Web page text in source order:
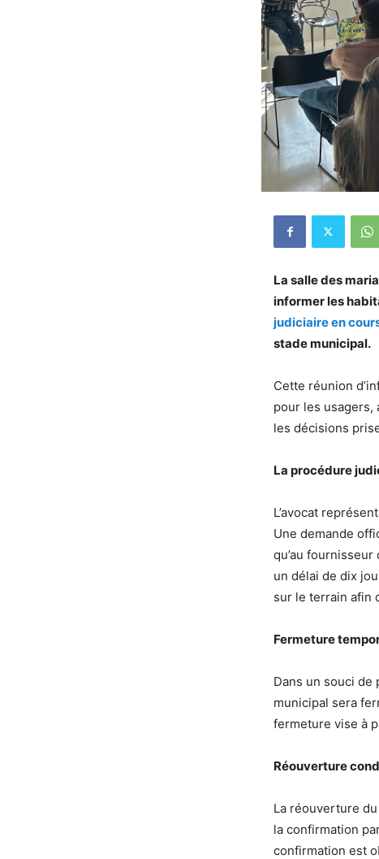
La salle des
informer les
judiciaire en
stade municipal.
Cette réunion
pour les usagers,
les décisions
La procédure
L’avocat
Une demande
qu’au
un délai de dix
sur le terrain afin
Fermeture
Dans un souci de
municipal sera
fermeture vise à
Réouverture
La réouverture
la confirmation
confirmation est